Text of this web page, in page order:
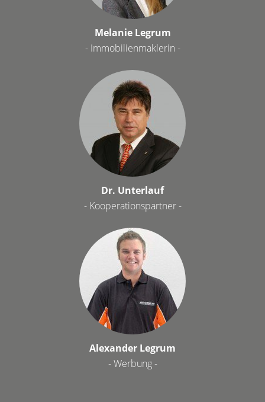
Melanie Legrum
- Immobilienmaklerin -
Dr. Unterlauf
- Kooperationspartner -
Alexander Legrum
- Werbung -